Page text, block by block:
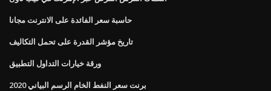
حاسبة سعر الفائدة على الانترنت مجانا
تاريخ مؤشر القدرة على تحمل التكاليف
ورقة خيارات التداول التطبيق
برنت سعر النفط الخام الرسم البياني 2020